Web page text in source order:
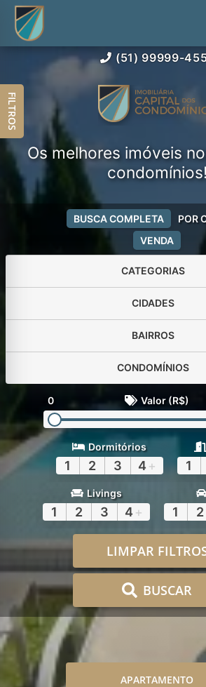
(51) 99999-
Os melhores imóveis
condomínios!
VENDA
BUSCA COMPLETA POR
CATEGORIAS
CIDADES
BAIRROS
CONDOMÍNIOS
0 Valor (R$)
Dormitórios
1 2 3 4 + 1
Livings
1 2 3 4 + 1 2
LIMPAR
BUSCAR
APARTAMENTO
FILTROS